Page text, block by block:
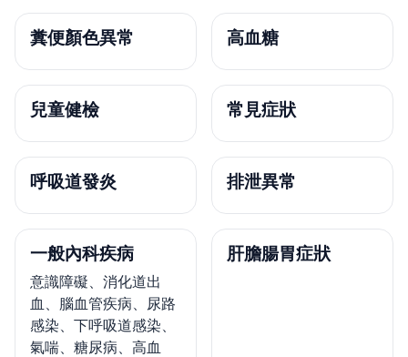
糞便顏色異常 高血糖
兒童健檢 常見症狀
呼吸道發炎 排泄異常
一般內科疾病
意識障礙、消化道出
血、腦血管疾病、尿路
感染、下呼吸道感染、
氣喘、糖尿病、高血
肝膽腸胃症狀